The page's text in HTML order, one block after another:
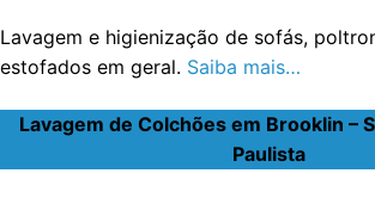
Lavagem e higienização de sofás,
estofados em geral. Saiba mais…
Lavagem de Colchões em Brooklin –
Paulista